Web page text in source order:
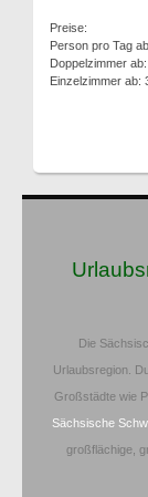
Preise:
Person pro Tag
Doppelzimmer
Einzelzimmer ab:
Die
Urlaubsregion.
Großstädte wie
Sächsische
großflächige,